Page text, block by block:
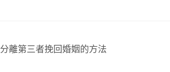
分離第三者挽回婚姻的方法